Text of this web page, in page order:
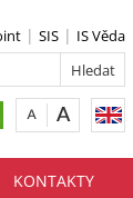
SIS IS Věda
KONTAKTY